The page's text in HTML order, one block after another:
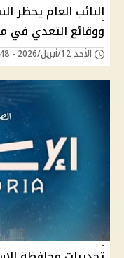
النائب العام يحظر
ووقائع التعدي في
الأحد 12/أبريل/2026 - 06:48 م